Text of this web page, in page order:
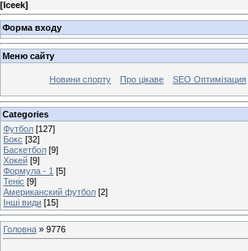
[Iceek]
Форма входу
Меню сайту
Новини спорту Про цікаве SEO Оптимізация
Categories
Футбол [127]
Бокс [32]
Баскетбол [9]
Хокей [9]
Формула - 1 [5]
Теніс [9]
Американский футбол [2]
Інші види [15]
Головна » 9776